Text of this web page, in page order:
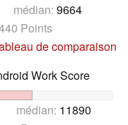
médian: 9664
Points
de comparaison
Work Score
médian: 11890